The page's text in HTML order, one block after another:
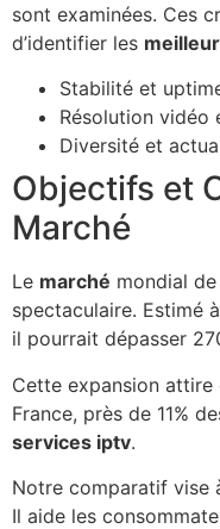
sont examinées. Ces
d’identifier les
Stabilité et
Résolution vidéo
Diversité et
Objectifs et
Marché
Le marché mondial de
spectaculaire. Estimé
il pourrait dépasser
Cette expansion attire
France, près de 11%
services iptv.
Notre comparatif vise
Il aide les